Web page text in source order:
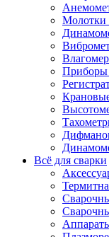
Приборы
Всё для сварки